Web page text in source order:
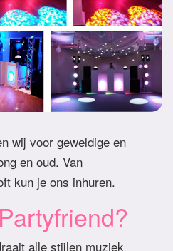
wij voor geweldige en
en oud. Van
kun je ons inhuren.
alle stijlen muziek